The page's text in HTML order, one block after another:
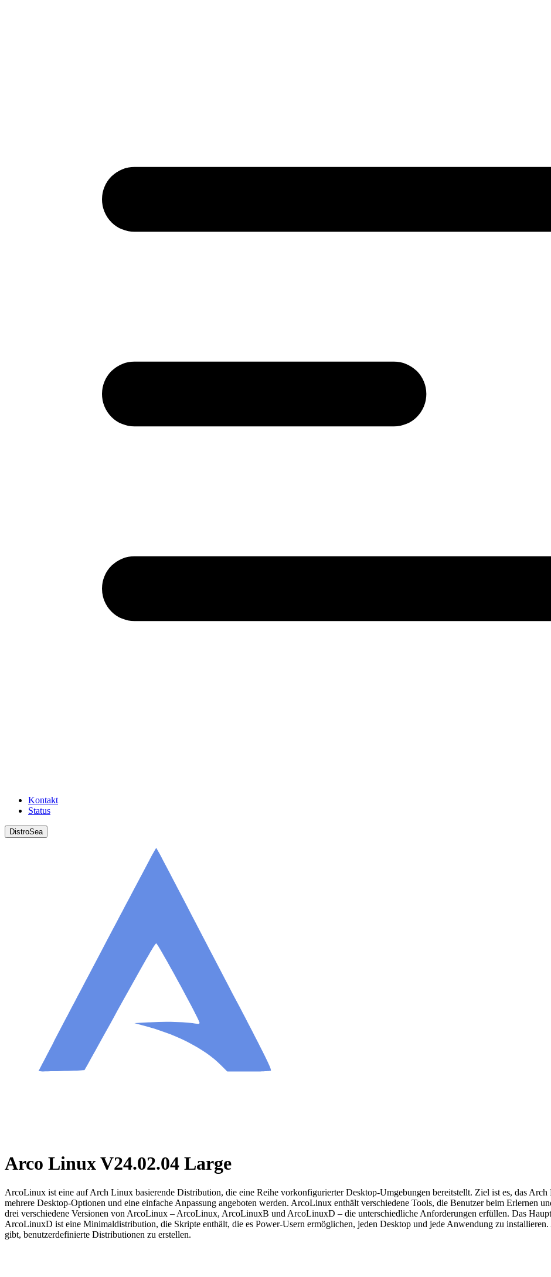
Kontakt
Status
DistroSea
Arco Linux V24.02.04 Large
ArcoLinux ist eine auf Arch Linux basierende Distribution, die eine Reihe vorkonfigurierter Desktop-Umgebungen bereitstellt. Ziel ist es, das
mehrere Desktop-Optionen und eine einfache Anpassung angeboten werden. ArcoLinux enthält verschiedene Tools, die Benutzer beim Erlernen
drei verschiedene Versionen von ArcoLinux – ArcoLinux, ArcoLinuxB und ArcoLinuxD – die unterschiedliche Anforderungen erfüllen. Das
ArcoLinuxD ist eine Minimaldistribution, die Skripte enthält, die es Power-Usern ermöglichen, jeden Desktop und jede Anwendung zu
gibt, benutzerdefinierte Distributionen zu erstellen.